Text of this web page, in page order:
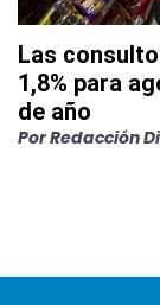
Las
1,8% para
de año
PorRedacción